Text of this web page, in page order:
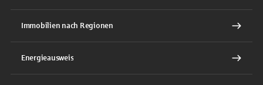
Immobilien nach Regionen
Energieausweis